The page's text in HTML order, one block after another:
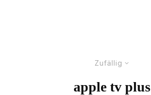
Zufällig
apple tv plus